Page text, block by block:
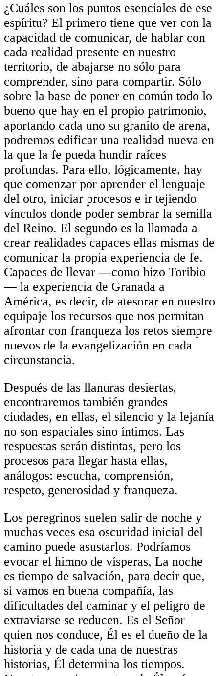
¿Cuáles son los puntos esenciales de ese
espíritu? El primero tiene que ver con la
capacidad de comunicar, de hablar con
cada realidad presente en nuestro
territorio, de abajarse no sólo para
comprender, sino para compartir. Sólo
sobre la base de poner en común todo lo
bueno que hay en el propio patrimonio,
aportando cada uno su granito de arena,
podremos edificar una realidad nueva en
la que la fe pueda hundir raíces
profundas. Para ello, lógicamente, hay
que comenzar por aprender el lenguaje
del otro, iniciar procesos e ir tejiendo
vínculos donde poder sembrar la semilla
del Reino. El segundo es la llamada a
crear realidades capaces ellas mismas de
comunicar la propia experiencia de fe.
Capaces de llevar —como hizo Toribio
— la experiencia de Granada a
América, es decir, de atesorar en nuestro
equipaje los recursos que nos permitan
afrontar con franqueza los retos siempre
nuevos de la evangelización en cada
circunstancia.
Después de las llanuras desiertas,
encontraremos también grandes
ciudades, en ellas, el silencio y la lejanía
no son espaciales sino íntimos. Las
respuestas serán distintas, pero los
procesos para llegar hasta ellas,
análogos: escucha, comprensión,
respeto, generosidad y franqueza.
Los peregrinos suelen salir de noche y
muchas veces esa oscuridad inicial del
camino puede asustarlos. Podríamos
evocar el himno de vísperas, La noche
es tiempo de salvación, para decir que,
si vamos en buena compañía, las
dificultades del caminar y el peligro de
extraviarse se reducen. Es el Señor
quien nos conduce, Él es el dueño de la
historia y de cada una de nuestras
historias, Él determina los tiempos.